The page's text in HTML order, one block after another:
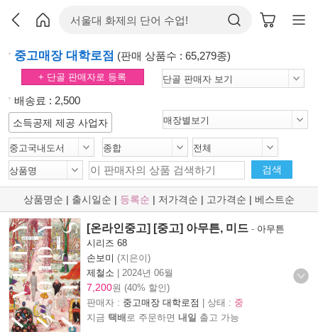
중고매장 대학로점 (판매 상품수 : 65,279종)
+ 단골 판매자로 등록
배송료 : 2,500
소득공제 제공 사업자
검색
상품명순 | 출시일순 | 등록순 | 저가격순 | 고가격순 | 베스트순
[온라인중고] [중고] 아무튼, 미드 - 아무튼
시리즈 68
손보미 (지은이)
제철소
2024년 06월
7,200원 (40% 할인)
판매자 : 중고매장 대학로점 | 상태 : 중
지금 택배 로 주문하면 내일 출고 가능